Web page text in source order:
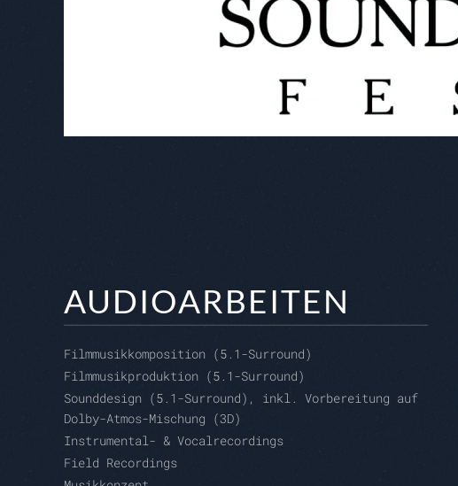
AUDIOARBEITEN
Filmmusikkomposition (5.1-Surround)
Filmmusikproduktion (5.1-Surround)
Sounddesign (5.1-Surround), inkl. Vorbereitung auf
Dolby-Atmos-Mischung (3D)
Instrumental- & Vocalrecordings
Field Recordings